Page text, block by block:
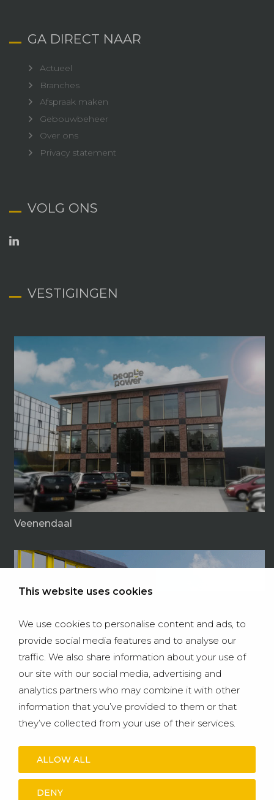
This website uses cookies
We use cookies to personalise content and ads, to
provide social media features and to analyse our
traffic. We also share information about your use of
our site with our social media, advertising and
analytics partners who may combine it with other
information that you’ve provided to them or that
they’ve collected from your use of their services.
ALLOW ALL
DENY
GA DIRECT NAAR
Actueel
Branches
Afspraak maken
Gebouwbeheer
Over ons
Privacy statement
VOLG ONS
VESTIGINGEN
Veenendaal